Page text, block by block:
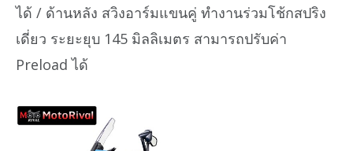
ได้ / ด้านหลัง สวิงอาร์มแขนคู่ ทำงานร่วมโช้กสปริง
เดี่ยว ระยะยุบ 145 มิลลิเมตร สามารถปรับค่า
Preload ได้